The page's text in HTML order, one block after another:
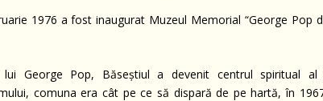
1976 a fost inaugurat Muzeul Memorial “George Pop
lui George Pop, Băseştiul a devenit centrul spiritual
comuna era cât pe ce să dispară de pe hartă, în